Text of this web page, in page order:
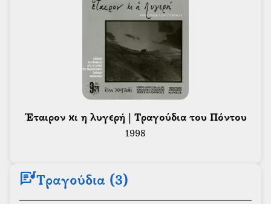
Έταιρον κι η λυγερή | Τραγούδια του Πόντου
1998
lyricsΤραγούδια (3)